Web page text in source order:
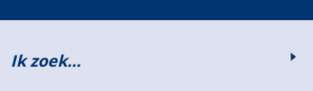
Ik zoek…